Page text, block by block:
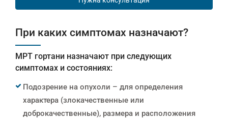
При каких симптомах назначают?
МРТ гортани назначают при следующих
симптомах и состояниях:
Подозрение на опухоли – для определения
характера (злокачественные или
доброкачественные), размера и расположения